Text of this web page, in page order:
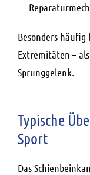
Besonders
Extremitäten –
Sprunggelenk.
Typische
Sport
Das